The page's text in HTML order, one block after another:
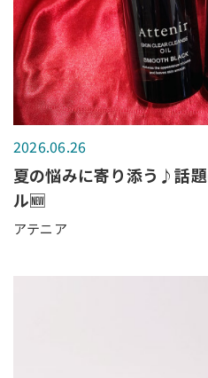
2026.06.26
夏の悩みに寄り添う♪話
ル🆕
アテニア